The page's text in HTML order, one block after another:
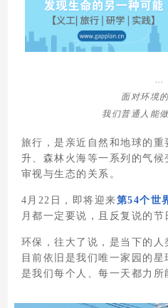
…
面对环境
我们普通人能
旅行，是亲近自然和地球的
升、森林火海等一系列的气
审视与生态的关系。
4月22日，即将迎来第54个世
月都一定要说，且反复说的节
环保，往大了说，是当下的
目前依旧是我们唯一家园的
是我们每个人、每一天都力所